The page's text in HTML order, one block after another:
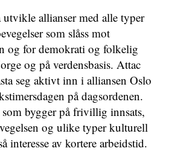
allianser med alle typer
som slåss mot
og for demokrati og folkelig
og på verdensbasis. Attac
seg aktivt inn i alliansen Oslo
på dagsordenen.
bygger på frivillig innsats,
og ulike typer kulturell
interesse av kortere arbeidstid.